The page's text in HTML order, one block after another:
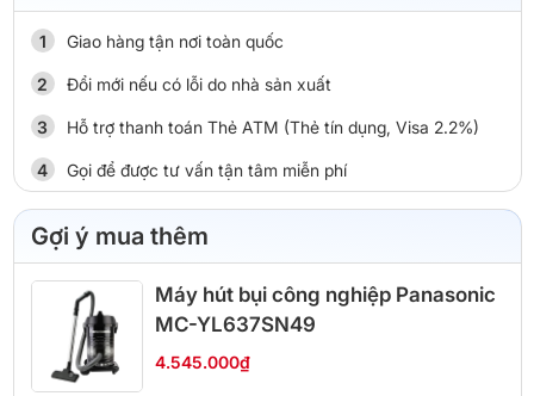
Giao hàng tận nơi toàn quốc
Đổi mới nếu có lỗi do nhà sản xuất
Hỗ trợ thanh toán Thẻ ATM (Thẻ tín dụng, Visa 2.2%)
Gọi để được tư vấn tận tâm miễn phí
Gợi ý mua thêm
Máy hút bụi công nghiệp Panasonic
MC-YL637SN49
4.545.000₫